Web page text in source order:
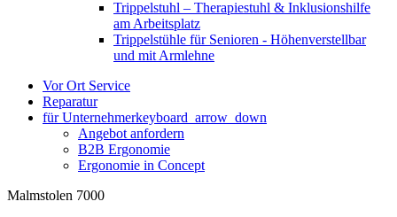
Trippelstuhl – Therapiestuhl & Inklusionshilfe
am Arbeitsplatz
Trippelstühle für Senioren - Höhenverstellbar
und mit Armlehne
Vor Ort Service
Reparatur
für Unternehmerkeyboard_arrow_down
Angebot anfordern
B2B Ergonomie
Ergonomie in Concept
Malmstolen 7000